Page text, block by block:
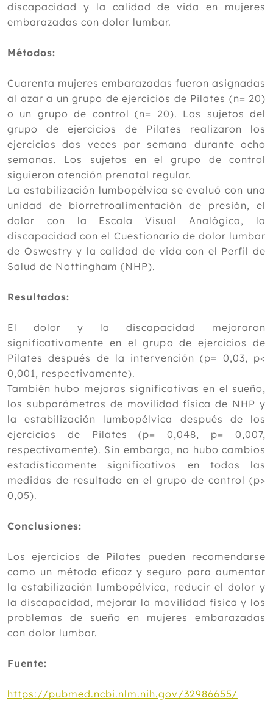
2021
2017
2016
2015
2014
2013
2012
discapacidad y la calidad de vida en mujeres
embarazadas con dolor lumbar.
Métodos:
Cuarenta mujeres embarazadas fueron asignadas
al azar a un grupo de ejercicios de Pilates (n= 20)
o un grupo de control (n= 20). Los sujetos del
grupo de ejercicios de Pilates realizaron los
ejercicios dos veces por semana durante ocho
semanas. Los sujetos en el grupo de control
siguieron atención prenatal regular.
La estabilización lumbopélvica se evaluó con una
unidad de biorretroalimentación de presión, el
dolor con la Escala Visual Analógica, la
discapacidad con el Cuestionario de dolor lumbar
de Oswestry y la calidad de vida con el Perfil de
Salud de Nottingham (NHP).
Resultados:
El dolor y la discapacidad mejoraron
significativamente en el grupo de ejercicios de
Pilates después de la intervención (p= 0,03, p<
0,001, respectivamente).
También hubo mejoras significativas en el sueño,
los subparámetros de movilidad física de NHP y
la estabilización lumbopélvica después de los
ejercicios de Pilates (p= 0,048, p= 0,007,
respectivamente). Sin embargo, no hubo cambios
estadísticamente significativos en todas las
medidas de resultado en el grupo de control (p>
0,05).
Conclusiones:
Los ejercicios de Pilates pueden recomendarse
como un método eficaz y seguro para aumentar
la estabilización lumbopélvica, reducir el dolor y
la discapacidad, mejorar la movilidad física y los
problemas de sueño en mujeres embarazadas
con dolor lumbar.
Fuente:
https://pubmed.ncbi.nlm.nih.gov/32986655/